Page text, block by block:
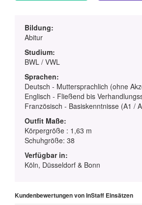
Bildung:
Abitur
Studium:
BWL / VWL
Sprachen:
Deutsch - Muttersprachlich (ohne
Englisch - Fließend bis
Französisch - Basiskenntnisse (A1 /
Outfit Maße:
Körpergröße : 1,63 m
Schuhgröße: 38
Verfügbar in:
Köln, Düsseldorf & Bonn
Kundenbewertungen von InStaff Einsätzen